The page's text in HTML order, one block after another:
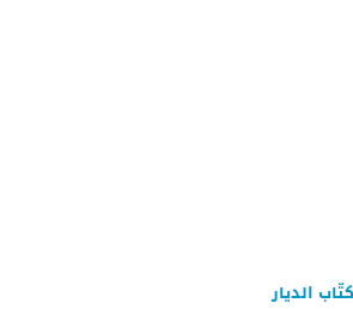
كتّاب الديار